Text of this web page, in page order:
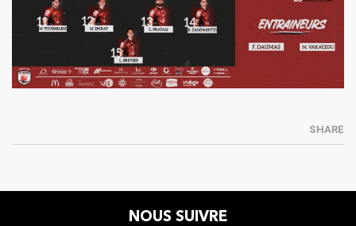
SHARE
NOUS SUIVRE